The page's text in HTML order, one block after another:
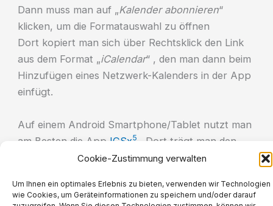
Cookie-Zustimmung verwalten
Um Ihnen ein optimales Erlebnis zu bieten, verwenden wir Technologien
wie Cookies, um Geräteinformationen zu speichern und/oder darauf
Dann muss man auf „Kalender abonnieren“
klicken, um die Formatauswahl zu öffnen
Dort kopiert man sich über Rechtsklick den Link
aus dem Format „iCalendar“ , den man dann beim
Hinzufügen eines Netzwerk-Kalenders in der App
einfügt.
Auf einem Android Smartphone/Tablet nutzt man
am Besten die App ICSx5
. Dort trägt man den
Kalender ebenfalls aus dem „iCalendar“ Format